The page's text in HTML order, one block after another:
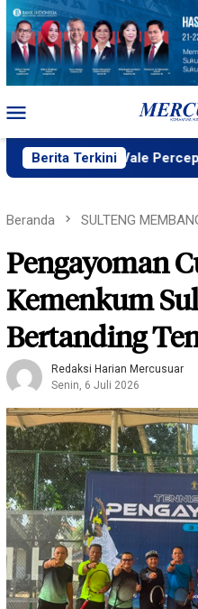
Loncat
konten
Mobile
Berita Terkini
PT Vale Percepat
Beranda SULTENG
Pengayoman
Kemenkum
Bertanding
Redaksi Harian Mercusuar
Senin, 6 Juli 2026